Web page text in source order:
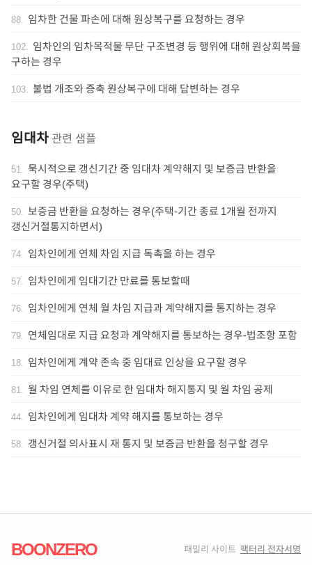
88. 임차한 건물 파손에 대해 원상복구를 요청하는 경우
102. 임차인의 임차목적물 무단 구조변경 등 행위에 대해 원상회복을
구하는 경우
103. 불법 개조와 증축 원상복구에 대해 답변하는 경우
임대차 관련 샘플
51. 묵시적으로 갱신기간 중 임대차 계약해지 및 보증금 반환을
요구할 경우(주택)
50. 보증금 반환을 요청하는 경우(주택-기간 종료 1개월 전까지
갱신거절통지하면서)
74. 임차인에게 연체 차임 지급 독촉을 하는 경우
57. 임차인에게 임대기간 만료를 통보할때
76. 임차인에게 연체 월 차임 지급과 계약해지를 통지하는 경우
79. 연체임대로 지급 요청과 계약해지를 통보하는 경우-법조항 포함
18. 임차인에게 계약 존속 중 임대료 인상을 요구할 경우
81. 월 차임 연체를 이유로 한 임대차 해지통지 및 월 차임 공제
44. 임차인에게 임대차 계약 해지를 통보하는 경우
58. 갱신거절 의사표시 재 통지 및 보증금 반환을 청구할 경우
BOONZERO 패밀리 사이트 팩터리 전자서명